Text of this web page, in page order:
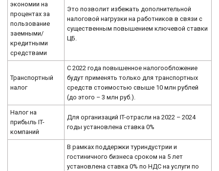
экономии на
процентах за
пользование
заемными/
кредитными
средствами
Это позволит избежать дополнительной
налоговой нагрузки на работников в связи с
существенным повышением ключевой ставки
ЦБ.
Транспортный
налог
С 2022 года повышенное налогообложение
будут применять только для транспортных
средств стоимостью свыше 10 млн рублей
(до этого – 3 млн руб.).
Налог на
прибыль IT-
компаний
Для организаций IT-отрасли на 2022 – 2024
годы установлена ставка 0%
В рамках поддержки туриндустрии и
гостиничного бизнеса сроком на 5 лет
установлена ставка 0% по НДС на услуги по